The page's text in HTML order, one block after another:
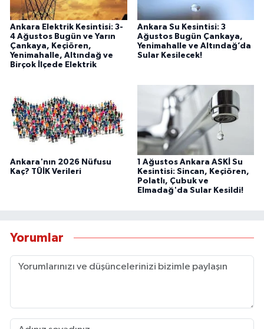
Ankara Elektrik Kesintisi: 3-
4 Ağustos Bugün ve Yarın
Çankaya, Keçiören,
Yenimahalle, Altındağ ve
Birçok İlçede Elektrik
Ankara Su Kesintisi: 3
Ağustos Bugün Çankaya,
Yenimahalle ve Altındağ’da
Sular Kesilecek!
Ankara'nın 2026 Nüfusu
Kaç? TÜİK Verileri
1 Ağustos Ankara ASKİ Su
Kesintisi: Sincan, Keçiören,
Polatlı, Çubuk ve
Elmadağ'da Sular Kesildi!
Yorumlar